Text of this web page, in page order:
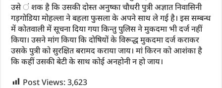
उसे ं शक है कि उसकी दोस्त अनुष्का चौधरी पुत्री अज्ञात निवासिनी
गड़गोडिया मोहल्ला ने बहला फुसला के अपने साथ ले गई है। इस सम्बन्ध
में कोतवाली में सूचना दिया गया किन्तु पुलिस ने मुकदमा भी दर्ज नहीं
किया। उसने मांग किया कि दोषियों के विरूद्ध मुकदमा दर्ज कराकर
उसके पुत्री को सुरक्षित बरामद कराया जाय। मां किरन को आशंका है
कि कहीं उसकी बेटी के साथ कोई अनहोनी न हो जाय।
Post Views:3,623